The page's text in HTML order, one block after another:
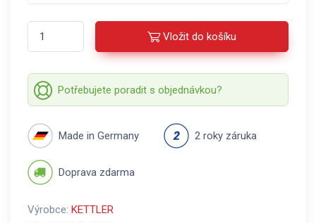
Vložit do košíku
Potřebujete poradit s objednávkou?
Made in Germany 2 roky záruka
Doprava zdarma
Výrobce: KETTLER